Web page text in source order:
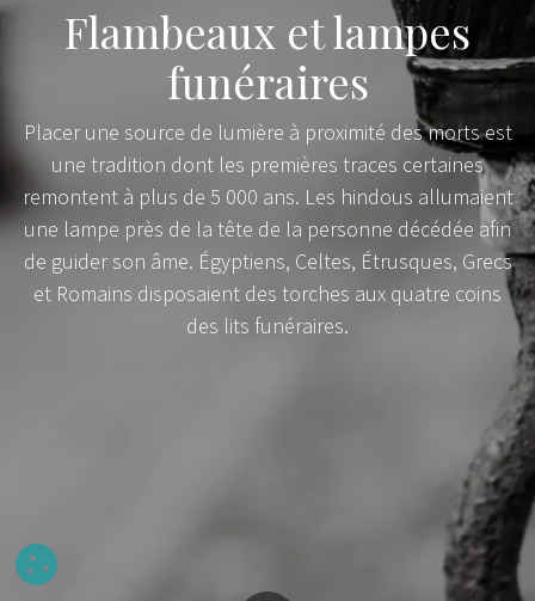
Flambeaux et lampes
funéraires
Placer une source de lumière à proximité des morts est
une tradition dont les premières traces certaines
remontent à plus de 5 000 ans. Les hindous allumaient
une lampe près de la tête de la personne décédée afin
de guider son âme. Égyptiens, Celtes, Étrusques, Grecs
et Romains disposaient des torches aux quatre coins
des lits funéraires.